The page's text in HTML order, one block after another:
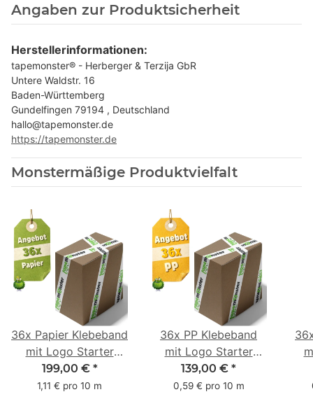
Angaben zur Produktsicherheit
Herstellerinformationen:
tapemonster® - Herberger & Terzija GbR
Untere Waldstr. 16
Baden-Württemberg
Gundelfingen 79194 , Deutschland
hallo@tapemonster.de
https://tapemonster.de
Monstermäßige Produktvielfalt
36x Papier Klebeband
mit Logo Starter
Pack - 1-farbig- 50
mm x 50 m - mit
199,00 € *
1,11 € pro 10 m
36x PP Klebeband
mit Logo Starter
Pack - 1-farbig- 48
mm x 66 m
139,00 € *
0,59 € pro 10 m